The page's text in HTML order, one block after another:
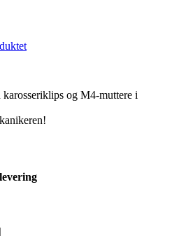
karosseriklips og M4-muttere i